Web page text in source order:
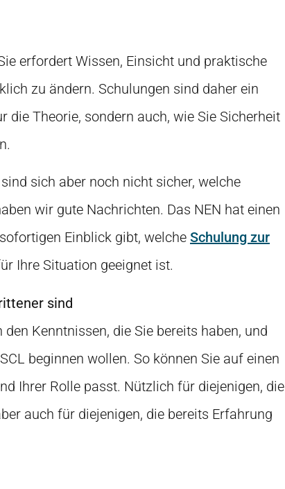
erfordert Wissen, Einsicht und praktische
zu ändern. Schulungen sind daher ein
Theorie, sondern auch, wie Sie Sicherheit
sich aber noch nicht sicher, welche
wir gute Nachrichten. Das NEN hat einen
Einblick gibt, welche Schulung zur
Ihre Situation geeignet ist.
sind
Kenntnissen, die Sie bereits haben, und
beginnen wollen. So können Sie auf einen
Ihrer Rolle passt. Nützlich für diejenigen, die
auch für diejenigen, die bereits Erfahrung